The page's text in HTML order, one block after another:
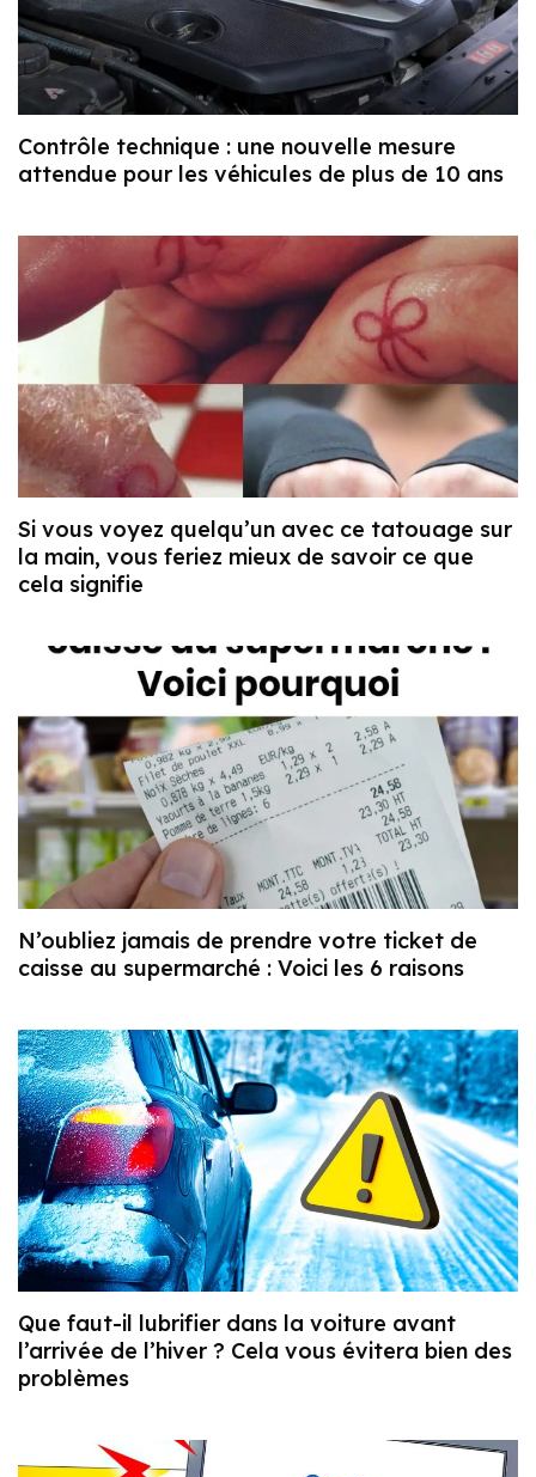
Contrôle technique : une nouvelle mesure
attendue pour les véhicules de plus de 10 ans
Si vous voyez quelqu’un avec ce tatouage sur
la main, vous feriez mieux de savoir ce que
cela signifie
N’oubliez jamais de prendre votre ticket de
caisse au supermarché : Voici les 6 raisons
Que faut-il lubrifier dans la voiture avant
l’arrivée de l’hiver ? Cela vous évitera bien des
problèmes